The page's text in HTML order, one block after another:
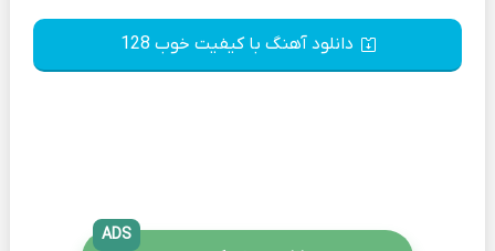
دانلود آهنگ با کیفیت خوب 128
ADS